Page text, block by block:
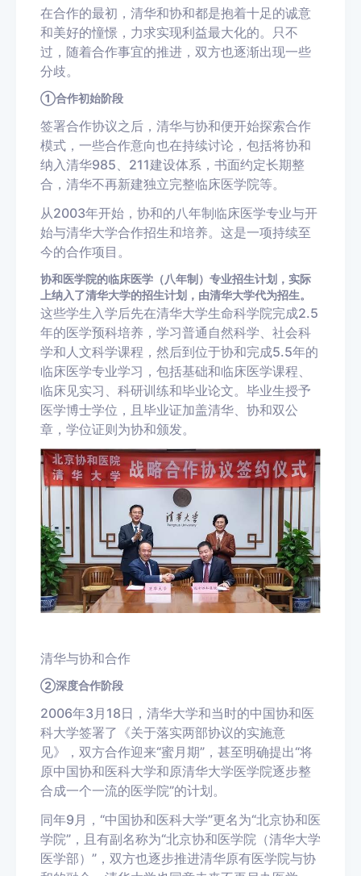
在合作的最初，清华和协和都是抱着十足的诚意
和美好的憧憬，力求实现利益最大化的。只不
过，随着合作事宜的推进，双方也逐渐出现一些
分歧。
①合作初始阶段
签署合作协议之后，清华与协和便开始探索合作
模式，一些合作意向也在持续讨论，包括将协和
纳入清华985、211建设体系，书面约定长期整
合，清华不再新建独立完整临床医学院等。
从2003年开始，协和的八年制临床医学专业与开
始与清华大学合作招生和培养。这是一项持续至
今的合作项目。
协和医学院的临床医学（八年制）专业招生计划，实际
上纳入了清华大学的招生计划，由清华大学代为招生。
这些学生入学后先在清华大学生命科学院完成2.5
年的医学预科培养，学习普通自然科学、社会科
学和人文科学课程，然后到位于协和完成5.5年的
临床医学专业学习，包括基础和临床医学课程、
临床见实习、科研训练和毕业论文。毕业生授予
医学博士学位，且毕业证加盖清华、协和双公
章，学位证则为协和颁发。
清华与协和合作
②深度合作阶段
2006年3月18日，清华大学和当时的中国协和医
科大学签署了《关于落实两部协议的实施意
见》，双方合作迎来“蜜月期”，甚至明确提出“将
原中国协和医科大学和原清华大学医学院逐步整
合成一个一流的医学院”的计划。
同年9月，“中国协和医科大学”更名为“北京协和医
学院”，且有副名称为“北京协和医学院（清华大学
医学部）”，双方也逐步推进清华原有医学院与协